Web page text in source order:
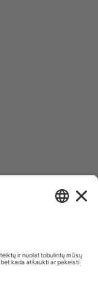
17
reikia